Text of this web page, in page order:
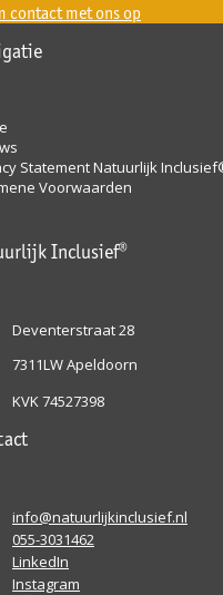
contact met ons op
Statement Natuurlijk
Voorwaarden
Inclusief®
Deventerstraat 28
7311LW Apeldoorn
KVK 74527398
info@natuurlijkinclusief.nl
055-3031462
LinkedIn
Instagram